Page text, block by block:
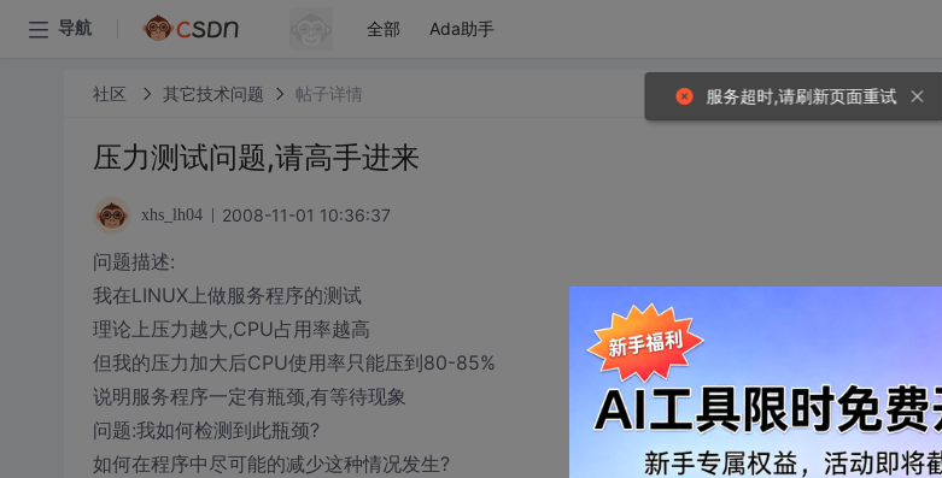
导航 全部 Ada助手
社区 其它技术问题 帖子详情
压力测试问题,请高手进来
xhs_lh04 2008-11-01 10:36:37
问题描述:
我在LINUX上做服务程序的测试
理论上压力越大,CPU占用率越高
但我的压力加大后CPU使用率只能压到80-85%
说明服务程序一定有瓶颈,有等待现象
问题:我如何检测到此瓶颈?
如何在程序中尽可能的减少这种情况发生?
服务超时,请刷新页面重试